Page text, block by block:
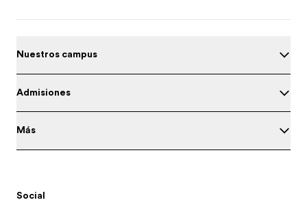
Nuestros campus
Admisiones
Más
Social